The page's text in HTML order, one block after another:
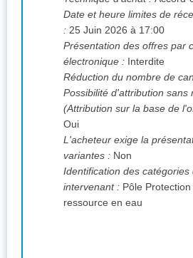
Date et heure limites de
: 25 Juin 2026 à 17:00
Présentation des offres par
électronique : Interdite
Réduction du nombre de
Possibilité d'attribution sans
Oui
L'acheteur exige la
variantes : Non
Identification des catégories
intervenant : Pôle
ressource en eau